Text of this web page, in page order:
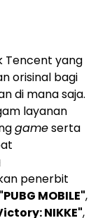
Tencent yang
orisinal bagi
di mana saja.
layanan
gameserta
penerbit
"PUBG MOBILE",
NIKKE",